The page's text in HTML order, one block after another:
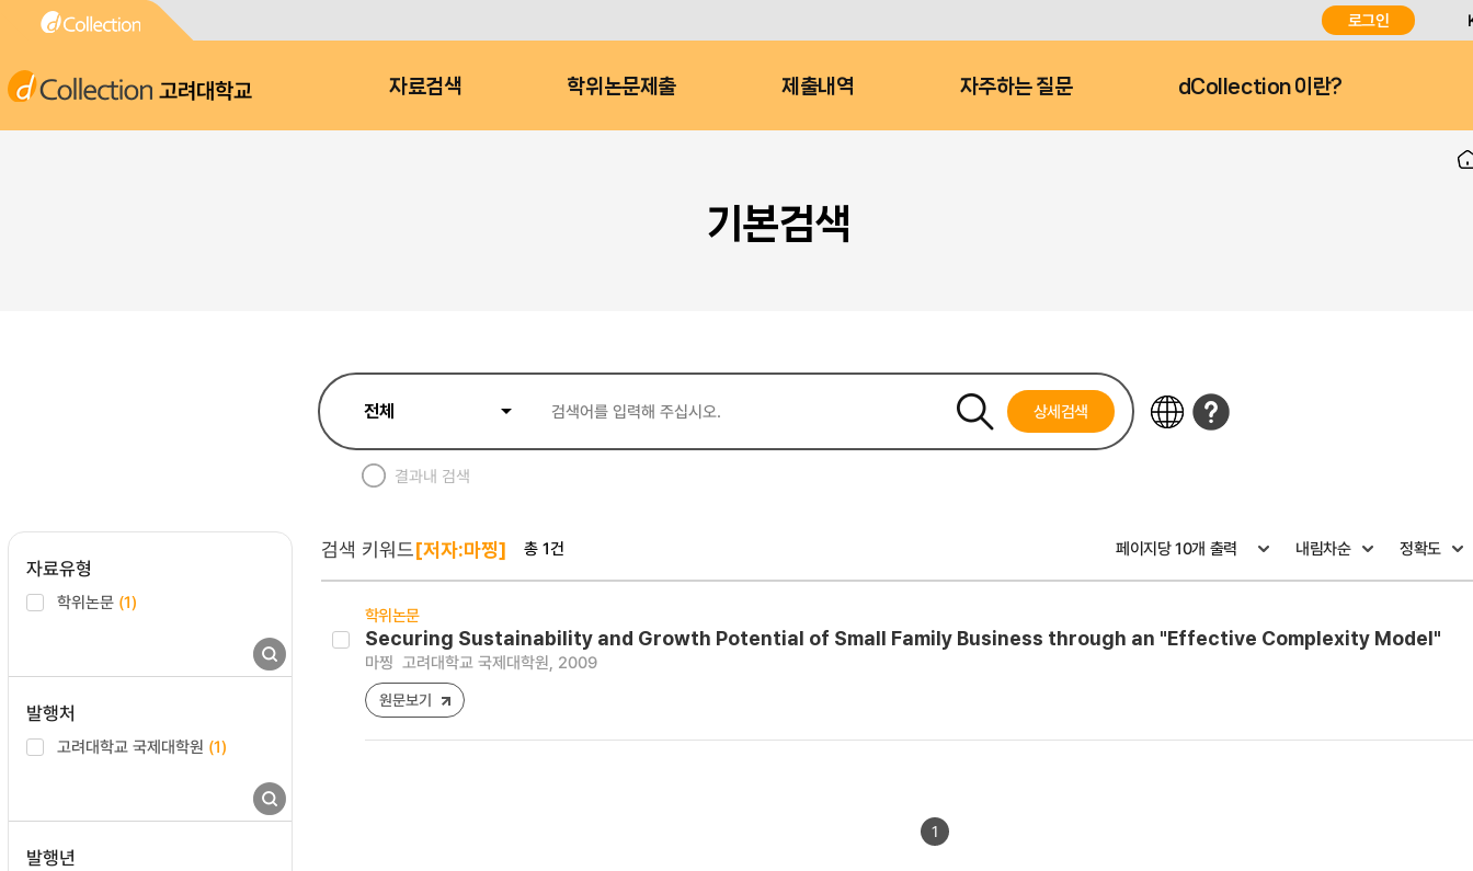
로그인
고려대학교 자료검색 학위논문제출 제출내역 자주하는 질문 dCollection 이란?
기본검색
상세검색
결과내 검색
자료유형
학위논문 (1)
발행처
고려대학교 국제대학원 (1)
발행년
검색 키워드[저자:마찡] 총 1건
학위논문
Securing Sustainability and Growth Potential of Small Family Business through an "Effective Complexity Model"
마찡 고려대학교 국제대학원, 2009
원문보기
1